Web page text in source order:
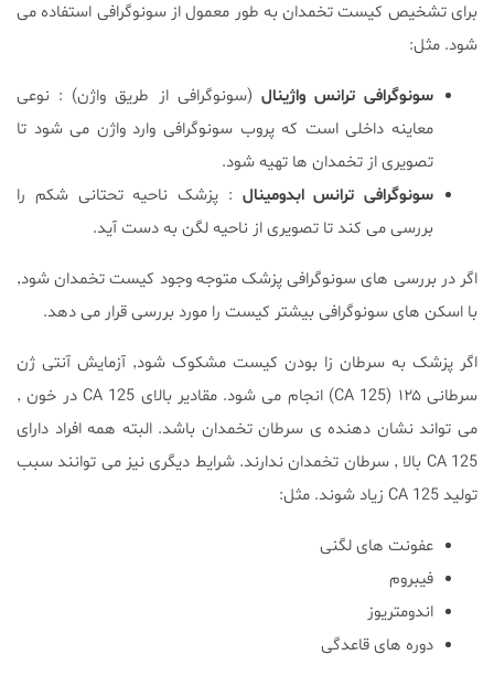
برای تشخیص کیست تخمدان به طور معمول از سونوگرافی استفاده می
شود. مثل:
سونوگرافی ترانس واژینال (سونوگرافی از طریق واژن) : نوعی
معاینه داخلی است که پروب سونوگرافی وارد واژن می شود تا
تصویری از تخمدان ها تهیه شود.
سونوگرافی ترانس ابدومینال : پزشک ناحیه تحتانی شکم را
بررسی می کند تا تصویری از ناحیه لگن به دست آید.
اگر در بررسی های سونوگرافی پزشک متوجه وجود کیست تخمدان شود٬
با اسکن های سونوگرافی بیشتر کیست را مورد بررسی قرار می دهد.
اگر پزشک به سرطان زا بودن کیست مشکوک شود٬ آزمایش آنتی ژن
سرطانی ۱۲۵ (CA 125) انجام می شود. مقادیر بالای CA 125 در خون ٬
می تواند نشان دهنده ی سرطان تخمدان باشد. البته همه افراد دارای
CA 125 بالا ٬ سرطان تخمدان ندارند. شرایط دیگری نیز می توانند سبب
تولید CA 125 زیاد شوند. مثل:
عفونت های لگنی
فیبروم
اندومتریوز
دوره های قاعدگی